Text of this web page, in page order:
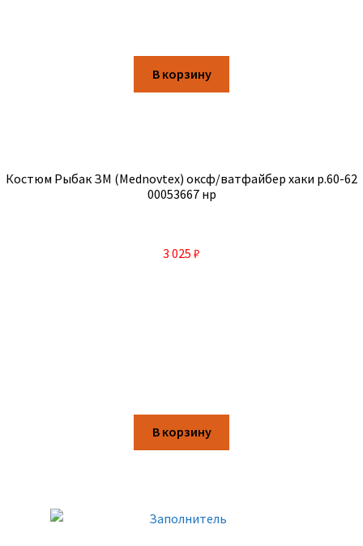
В корзину
Костюм Рыбак ЗМ (Mednovtex) оксф/ватфайбер хаки р.60-62
00053667 нр
3 025 ₽
В корзину